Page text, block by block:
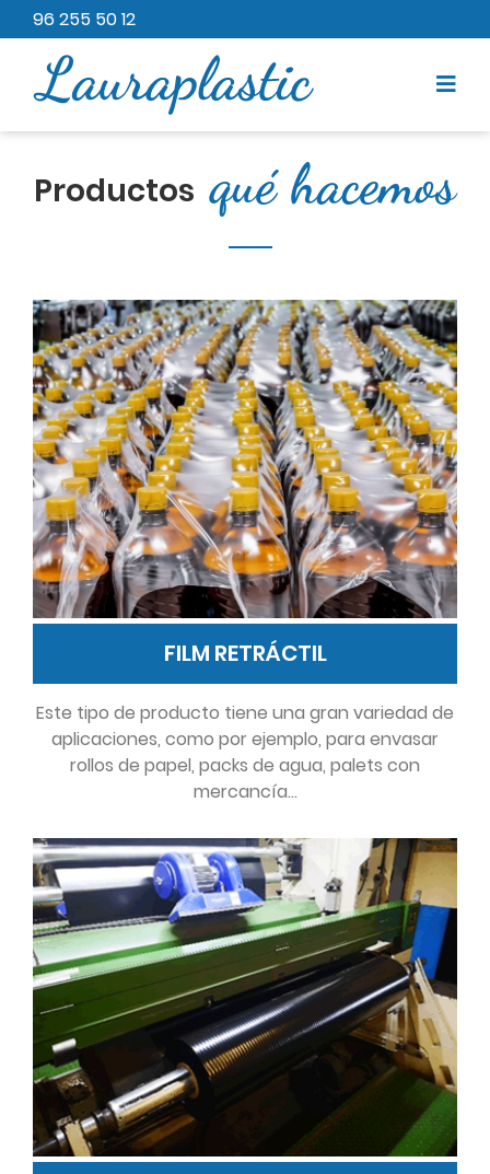
96 255 50 12
Productos qué hacemos
FILM RETRÁCTIL
Este tipo de producto tiene una gran variedad de
aplicaciones, como por ejemplo, para envasar
rollos de papel, packs de agua, palets con
mercancía…